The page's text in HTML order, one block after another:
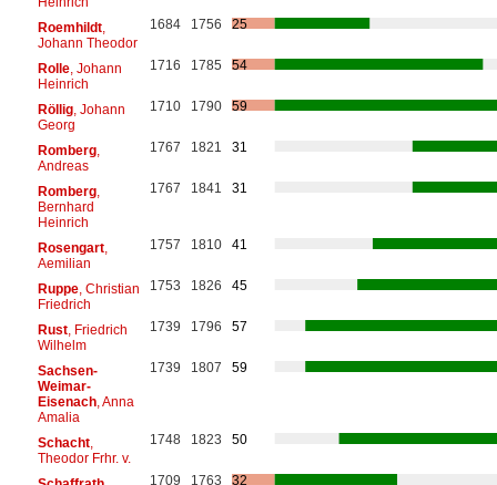
Roemhildt,
Johann Theodor
1684 1756 25
Rolle, Johann
Heinrich
1716 1785 54
Röllig, Johann
Georg
1710 1790 59
Romberg,
Andreas
1767 1821 31
Romberg,
Bernhard
Heinrich
1767 1841 31
Rosengart,
Aemilian
1757 1810 41
Ruppe, Christian
Friedrich
1753 1826 45
Rust, Friedrich
Wilhelm
1739 1796 57
Sachsen-
Weimar-
Eisenach, Anna
Amalia
1739 1807 59
Schacht,
Theodor Frhr. v.
1748 1823 50
1709 1763 32